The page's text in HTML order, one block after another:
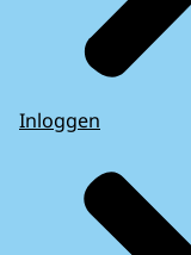
Inloggen